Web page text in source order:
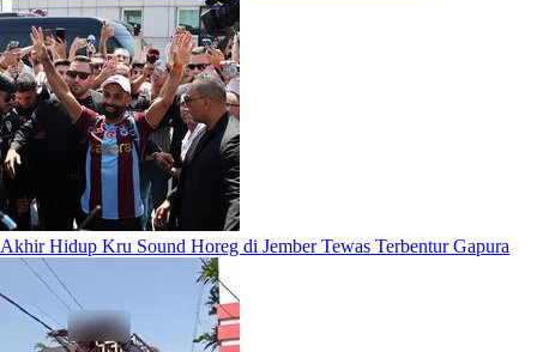
Akhir Hidup Kru Sound Horeg di Jember Tewas Terbentur Gapura